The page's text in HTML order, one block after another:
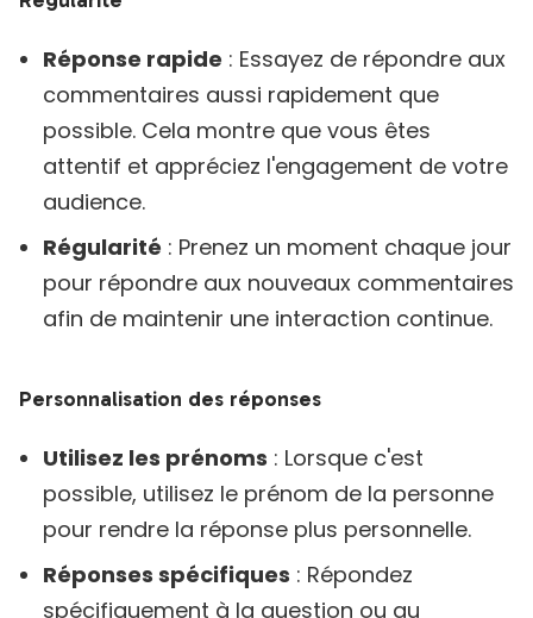
Réponse rapide : Essayez de répondre aux
commentaires aussi rapidement que
possible. Cela montre que vous êtes
attentif et appréciez l'engagement de votre
audience.
Régularité : Prenez un moment chaque jour
pour répondre aux nouveaux commentaires
afin de maintenir une interaction continue.
Personnalisation des réponses
Utilisez les prénoms : Lorsque c'est
possible, utilisez le prénom de la personne
pour rendre la réponse plus personnelle.
Réponses spécifiques : Répondez
spécifiquement à la question ou au